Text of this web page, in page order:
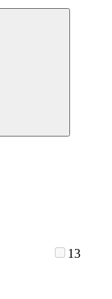
13